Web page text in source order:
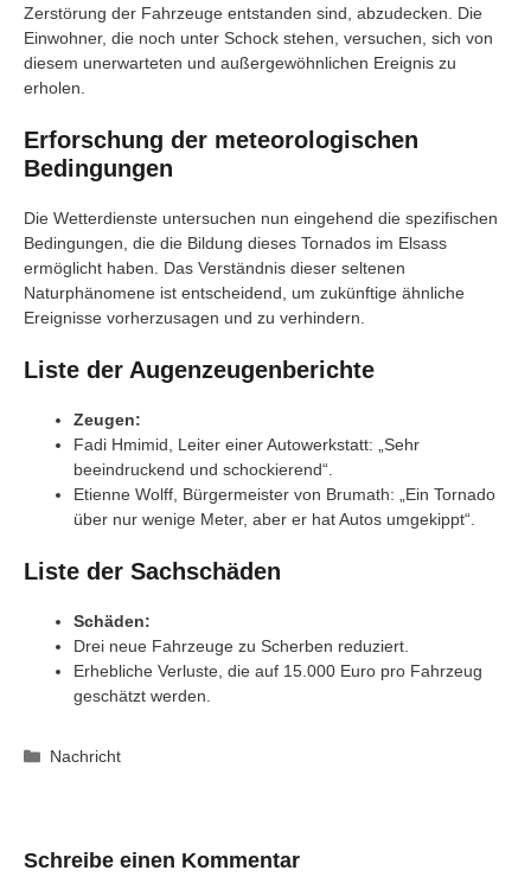
Zerstörung der Fahrzeuge entstanden sind, abzudecken. Die
Einwohner, die noch unter Schock stehen, versuchen, sich von
diesem unerwarteten und außergewöhnlichen Ereignis zu
erholen.
Erforschung der meteorologischen
Bedingungen
Die Wetterdienste untersuchen nun eingehend die spezifischen
Bedingungen, die die Bildung dieses Tornados im Elsass
ermöglicht haben. Das Verständnis dieser seltenen
Naturphänomene ist entscheidend, um zukünftige ähnliche
Ereignisse vorherzusagen und zu verhindern.
Liste der Augenzeugenberichte
Zeugen:
Fadi Hmimid, Leiter einer Autowerkstatt: „Sehr
beeindruckend und schockierend“.
Etienne Wolff, Bürgermeister von Brumath: „Ein Tornado
über nur wenige Meter, aber er hat Autos umgekippt“.
Liste der Sachschäden
Schäden:
Drei neue Fahrzeuge zu Scherben reduziert.
Erhebliche Verluste, die auf 15.000 Euro pro Fahrzeug
geschätzt werden.
Kategorien
Nachricht
Schreibe einen Kommentar